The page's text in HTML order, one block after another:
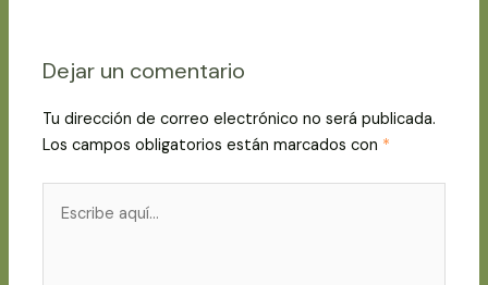
Dejar un comentario
Tu dirección de correo electrónico no será publicada.
Los campos obligatorios están marcados con *
aquí...